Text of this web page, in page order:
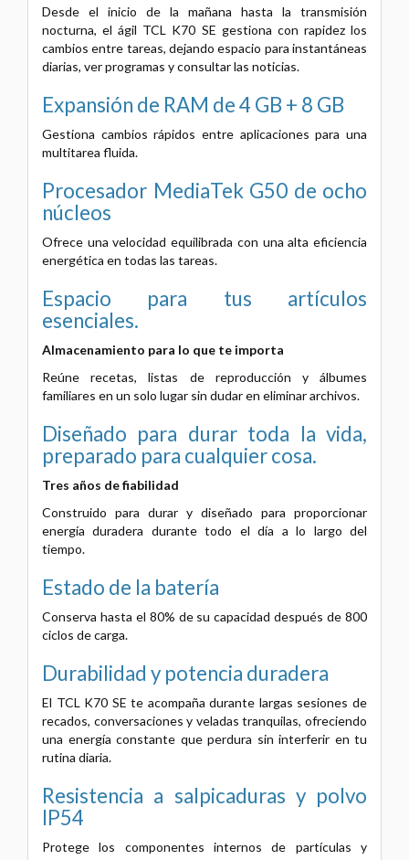
Desde el inicio de la mañana hasta la transmisión
nocturna, el ágil TCL K70 SE gestiona con rapidez los
cambios entre tareas, dejando espacio para instantáneas
diarias, ver programas y consultar las noticias.
Expansión de RAM de 4 GB + 8 GB
Gestiona cambios rápidos entre aplicaciones para una
multitarea fluida.
Procesador MediaTek G50 de ocho
núcleos
Ofrece una velocidad equilibrada con una alta eficiencia
energética en todas las tareas.
Espacio para tus artículos
esenciales.
Almacenamiento para lo que te importa
Reúne recetas, listas de reproducción y álbumes
familiares en un solo lugar sin dudar en eliminar archivos.
Diseñado para durar toda la vida,
preparado para cualquier cosa.
Tres años de fiabilidad
Construido para durar y diseñado para proporcionar
energía duradera durante todo el día a lo largo del
tiempo.
Estado de la batería
Conserva hasta el 80% de su capacidad después de 800
ciclos de carga.
Durabilidad y potencia duradera
El TCL K70 SE te acompaña durante largas sesiones de
recados, conversaciones y veladas tranquilas, ofreciendo
una energía constante que perdura sin interferir en tu
rutina diaria.
Resistencia a salpicaduras y polvo
IP54
Protege los componentes internos de partículas y